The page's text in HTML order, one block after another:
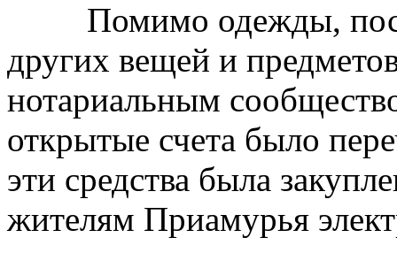
Помимо одежды,
других вещей и
нотариальным
открытые счета было
эти средства была
жителям Приамурья